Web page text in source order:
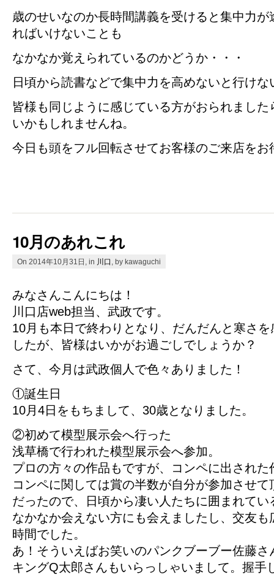
歳のせいなのか長時間講義を受けると集中力
ればいけないことも
なかなか覚えられているのかどうか・・・
日頃から読書などで集中力を高めないと行け
皆様も同じように感じている方がおられまし
いかもしれませんね。
今日も頭をフル回転させてお客様のご来店をお
10月のあれこれ
On 2014年10月31日, in 川口 , by kawaguchi
みなさんこんにちは！
川口店web担当、武政です。
10月も本日で終わりとなり、だんだんと寒さ
したが、皆様はいかがお過ごしでしょうか？
さて、今月は武政個人で色々ありました！
①誕生日
10月4日をもちまして、30歳となりました。
②初めて模型展示会へ行った
浅草橋で行われた模型展示会へ参加。
プロの方々の作品もですが、コンペに出され
コンペに関しては賞の半数が自分が参加させ
だったので、日頃から凄い人たちに囲まれて
なかなか会えない方にも会えましたし、交友
時間でした。
あ！そういえばお笑いのパンクブーブー佐藤
キングQ太郎さんもいらっしゃいまして。握手